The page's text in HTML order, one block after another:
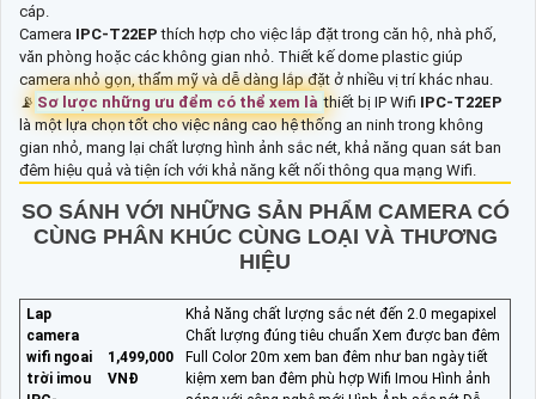
cáp.
Camera IPC-T22EPthích hợp cho việc lắp đặt trong căn hộ, nhà phố,
văn phòng hoặc các không gian nhỏ. Thiết kế dome plastic giúp
camera nhỏ gọn, thẩm mỹ và dễ dàng lắp đặt ở nhiều vị trí khác nhau.
📡 Sơ lược những ưu đểm có thể xem là thiết bị IP Wifi IPC-T22EP
là một lựa chọn tốt cho việc nâng cao hệ thống an ninh trong không
gian nhỏ, mang lại chất lượng hình ảnh sắc nét, khả năng quan sát ban
đêm hiệu quả và tiện ích với khả năng kết nối thông qua mạng Wifi.
SO SÁNH VỚI NHỮNG SẢN PHẨM CAMERA CÓ
CÙNG PHÂN KHÚC CÙNG LOẠI VÀ THƯƠNG
HIỆU
Lap
camera
wifi ngoai
trời imou
1,499,000
VNĐ
Khả Năng chất lượng sắc nét đến 2.0 megapixel
Chất lượng đúng tiêu chuẩn Xem được ban đêm
Full Color 20m xem ban đêm như ban ngày tiết
kiệm xem ban đêm phù hợp Wifi Imou Hình ảnh